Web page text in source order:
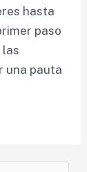
hasta
paso
las
una pauta